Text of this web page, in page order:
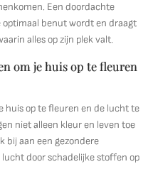
Een doordachte
benut wordt en draagt
alles op zijn plek valt.
om je huis op te fleuren
huis op te fleuren en de lucht te
niet alleen kleur en leven toe
bij aan een gezondere
door schadelijke stoffen op